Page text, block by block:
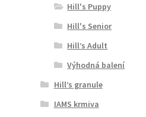
Hill's Puppy
Hill's Senior
Hill’s Adult
Výhodná balení
Hill’s granule
IAMS krmiva